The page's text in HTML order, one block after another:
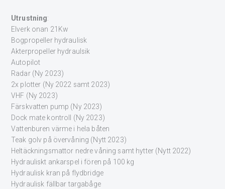
Utrustning:
Elverk onan 21Kw
Bogpropeller hydraulisk
Akterpropeller hydraulsik
Autopilot
Radar (Ny 2023)
2x plotter (Ny 2022 samt 2023)
VHF (Ny 2023)
Färskvatten pump (Ny 2023)
Dock mate kontroll (Ny 2023)
Vattenburen värme i hela båten
Teak golv på övervåning (Nytt 2023)
Heltäckningsmattor nedre våning samt hytter (Nytt 2022)
Hydrauliskt ankarspel i fören på 100 kg
Hydraulisk kran på flydbridge
Hydraulisk fällbar targabåge